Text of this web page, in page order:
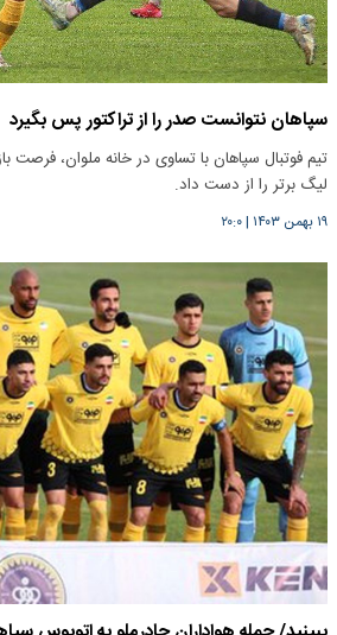
سپاهان نتوانست صدر را از تراکتور پس بگیرد
تیم فوتبال سپاهان با تساوی در خانه ملوان،
لیگ برتر را از دست داد.
۱۹ بهمن ۱۴۰۳ |۲۰:۰